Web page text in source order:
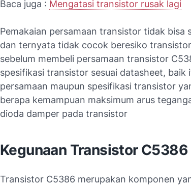
Baca juga : Mengatasi transistor rusak lagi
Pemakaian persamaan transistor tidak bisa
dan ternyata tidak cocok beresiko
sebelum membeli persamaan transistor
spesifikasi transistor sesuai datasheet,
persamaan maupun spesifikasi transistor
berapa kemampuan maksimum arus
dioda damper pada transistor
Kegunaan Transistor C5386
Transistor C5386 merupakan komponen